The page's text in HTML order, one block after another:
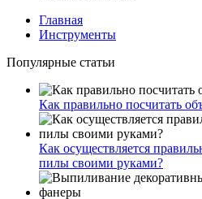
Главная
Инструменты
Популярные статьи
Как правильно посчитать
Как осуществляется
пилы своими руками?